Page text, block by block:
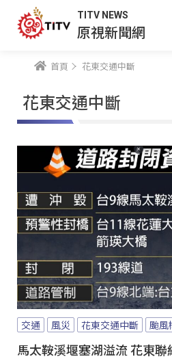
TITV NEWS
原視新聞網
首頁 花東交通中斷
花東交通中斷
交通 風災 花東交通中斷 颱風
馬太鞍溪堰塞湖溢流 花東